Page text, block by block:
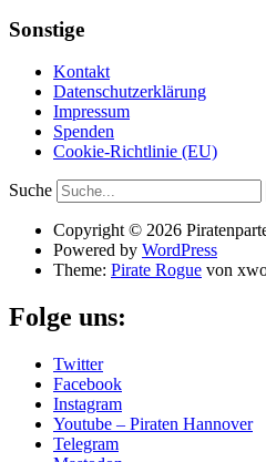
Sonstige
Kontakt
Datenschutzerklärung
Impressum
Spenden
Cookie-Richtlinie (EU)
Suche
Copyright © 2026
Powered by WordPress
Theme: Pirate Rogue von
Folge uns:
Twitter
Facebook
Instagram
Youtube – Piraten Hannover
Telegram